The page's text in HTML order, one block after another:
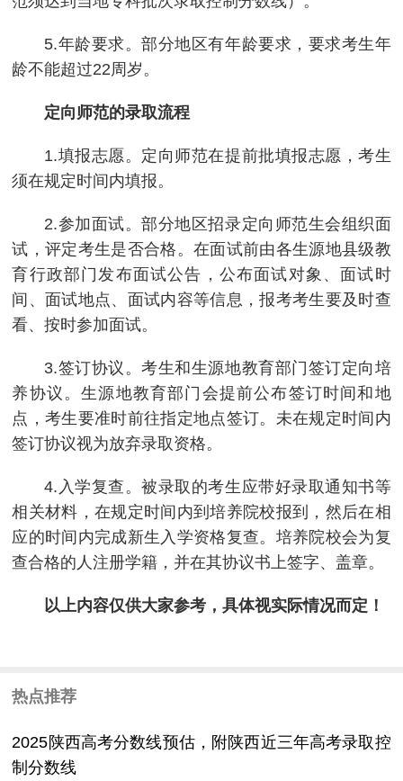
5.年龄要求。部分地区有年龄要求，要求考生年
龄不能超过22周岁。
定向师范的录取流程
1.填报志愿。定向师范在提前批填报志愿，考生
须在规定时间内填报。
2.参加面试。部分地区招录定向师范生会组织面
试，评定考生是否合格。在面试前由各生源地县级教
育行政部门发布面试公告，公布面试对象、面试时
间、面试地点、面试内容等信息，报考考生要及时查
看、按时参加面试。
3.签订协议。考生和生源地教育部门签订定向培
养协议。生源地教育部门会提前公布签订时间和地
点，考生要准时前往指定地点签订。未在规定时间内
签订协议视为放弃录取资格。
4.入学复查。被录取的考生应带好录取通知书等
相关材料，在规定时间内到培养院校报到，然后在相
应的时间内完成新生入学资格复查。培养院校会为复
查合格的人注册学籍，并在其协议书上签字、盖章。
以上内容仅供大家参考，具体视实际情况而定！
热点推荐
2025陕西高考分数线预估，附陕西近三年高考录取控
制分数线